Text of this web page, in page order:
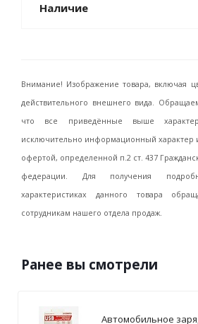
Наличие
Внимание! Изображение товара, включая
действительного внешнего вида.
что все приведённые выше
исключительно информационный характер
офертой, определенной п.2 ст. 437
федерации. Для получения
характеристиках данного товара
сотрудникам нашего отдела продаж.
Ранее вы смотрели
Автомобильное